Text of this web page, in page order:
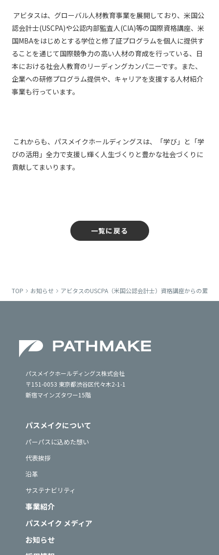
アビタスは、グローバル人材教育事業を展開しており、米国公
認会計士(USCPA)や公認内部監査人(CIA)等の国際資格講座、米
国MBAをはじめとする学位と修了証プログラムを個人に提供す
ることを通じて国際競争力の高い人材の育成を行っている、日
本における社会人教育のリーディングカンパニーです。また、
企業への研修プログラム提供や、キャリアを支援する人材紹介
事業も行っています。
これからも、パスメイクホールディングスは、「学び」と「学
びの活用」全力で支援し輝く人生づくりと豊かな社会づくりに
貢献してまいります。
一覧に戻る
TOP お知らせ アビタスのUSCPA（米国公認会計士）資格講座からの累
パスメイクホールディングス株式会社
〒151-0053 東京都渋谷区代々木2-1-1
新宿マインズタワー15階
パスメイクについて
パーパスに込めた想い
代表挨拶
沿革
サステナビリティ
事業紹介
パスメイク メディア
お知らせ